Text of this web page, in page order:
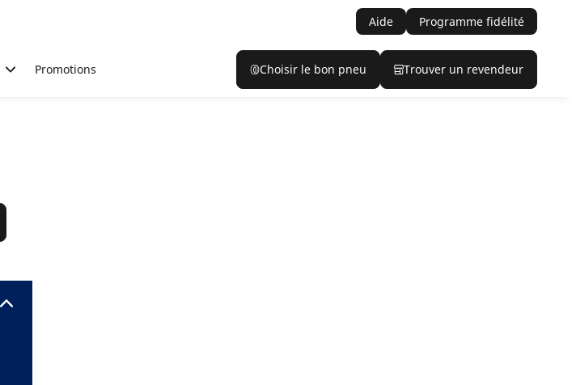
Aide Programme fidélité
Promotions Choisir le bon pneu Trouver un revendeur